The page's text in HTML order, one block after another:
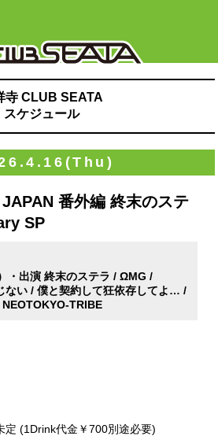
寺 CLUB SEATA
スケジュール
番外編 終末のステ
SP
・出演 終末のステラ / ΩMG /
ない / 僕と契約して狂依存してよ… /
TRIBE
定 (1Drink代金￥700別途必要)